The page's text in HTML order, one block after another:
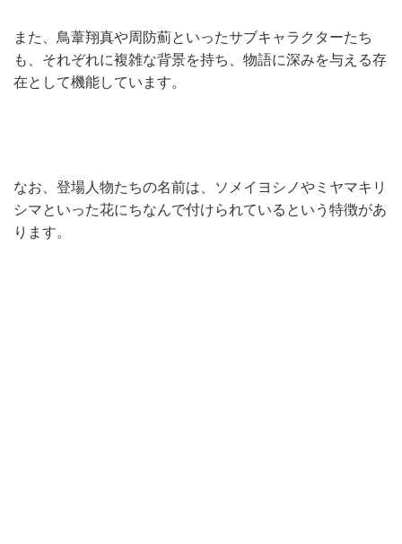
また、鳥葦翔真や周防薊といったサブキャラクターたち
も、それぞれに複雑な背景を持ち、物語に深みを与える存
在として機能しています。
なお、登場人物たちの名前は、ソメイヨシノやミヤマキリ
シマといった花にちなんで付けられているという特徴があ
ります。